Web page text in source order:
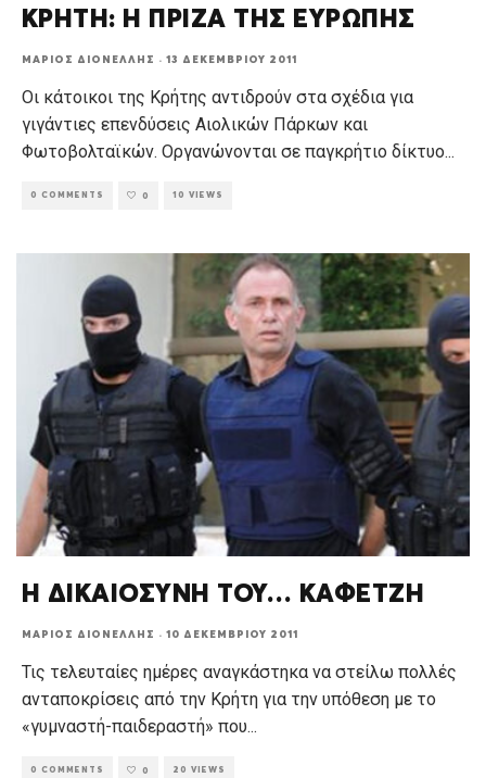
ΚΡΗΤΗ: Η ΠΡΙΖΑ ΤΗΣ ΕΥΡΩΠΗΣ
ΜΆΡΙΟΣ ΔΙΟΝΈΛΛΗΣ · 13 ΔΕΚΕΜΒΡΊΟΥ 2011
Οι κάτοικοι της Κρήτης αντιδρούν στα σχέδια για
γιγάντιες επενδύσεις Αιολικών Πάρκων και
Φωτοβολταϊκών. Οργανώνονται σε παγκρήτιο δίκτυο...
0 COMMENTS 0 10 VIEWS
Η ΔΙΚΑΙΟΣΥΝΗ ΤΟΥ… ΚΑΦΕΤΖΗ
ΜΆΡΙΟΣ ΔΙΟΝΈΛΛΗΣ · 10 ΔΕΚΕΜΒΡΊΟΥ 2011
Τις τελευταίες ημέρες αναγκάστηκα να στείλω πολλές
ανταποκρίσεις από την Κρήτη για την υπόθεση με το
«γυμναστή-παιδεραστή» που...
0 COMMENTS 0 20 VIEWS